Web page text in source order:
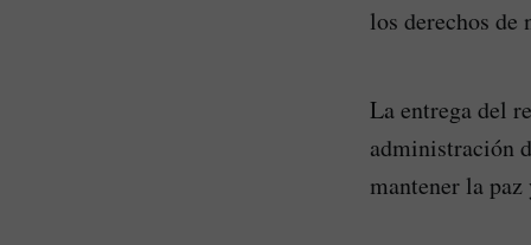
los derechos de
La entrega del
administración
mantener la